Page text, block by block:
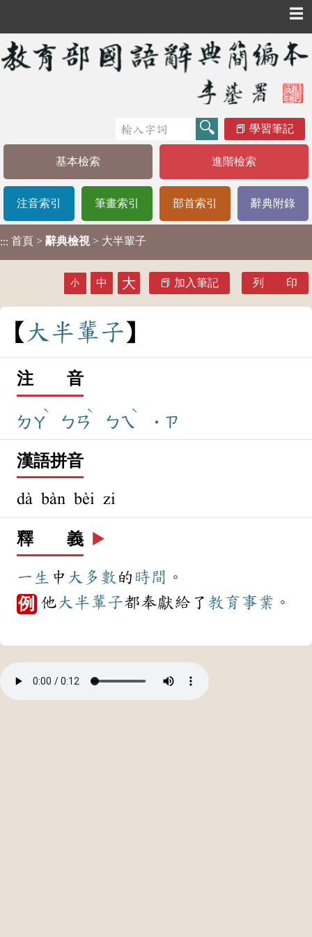
☰
學習筆記
基本檢索 進階檢索
注音索引 筆畫索引 部首索引 辭典附錄
::: 首頁 > 辭典檢視 > 大半輩子
小 中 大 加入筆記 列 印
大 半輩子
注 音
ㄉㄚ
ˋ
ㄅㄢ
ˋ
ㄅㄟ
ˋ
˙ㄗ
漢語拼音
dà bàn bèi zi
釋 義 ▶️
一生 中 大多數 的 時間 。
例 他 大半輩子都奉獻給了 教育事業 。